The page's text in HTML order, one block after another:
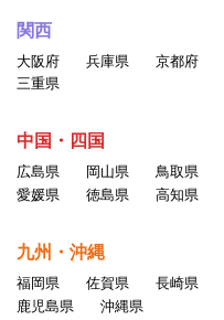
関西
大阪府 兵庫県 京都府
三重県
中国・四国
広島県 岡山県 鳥取県
愛媛県
徳島県 高知県
九州・沖縄
福岡県 佐賀県 長崎県
鹿児島県
沖縄県